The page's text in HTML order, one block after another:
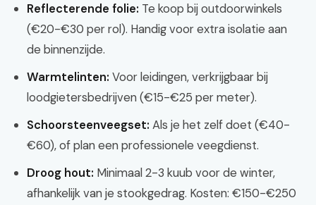
Reflecterende folie: Te koop bij outdoorwinkels
(€20-€30 per rol). Handig voor extra isolatie aan
de binnenzijde.
Warmtelinten: Voor leidingen, verkrijgbaar bij
loodgietersbedrijven (€15-€25 per meter).
Schoorsteenveegset: Als je het zelf doet (€40-
€60), of plan een professionele veegdienst.
Droog hout: Minimaal 2-3 kuub voor de winter,
afhankelijk van je stookgedrag. Kosten: €150-€250